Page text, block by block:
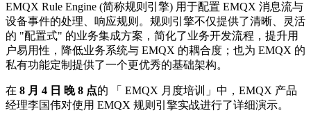
EMQX Rule Engine (简称规则引擎) 用于配置 EMQX 消息流与
设备事件的处理、响应规则。规则引擎不仅提供了清晰、灵活
的 "配置式" 的业务集成方案，简化了业务开发流程，提升用
户易用性，降低业务系统与 EMQX 的耦合度；也为 EMQX 的
私有功能定制提供了一个更优秀的基础架构。
在 8 月 4 日 晚 8 点的 「 EMQX 月度培训」中，EMQX 产品
经理李国伟对使用 EMQX 规则引擎实战进行了详细演示。